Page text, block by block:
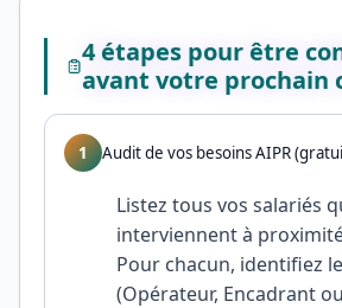
4 étapes pour être
avant votre prochain
1 Audit de vos besoins AIPR
Listez tous vos salariés
interviennent à
Pour chacun, identifiez
(Opérateur, Encadrant